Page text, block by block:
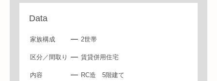
Data
家族構成 2世帯
区分／間取り 賃貸併用住宅
内容 RC造 5階建て